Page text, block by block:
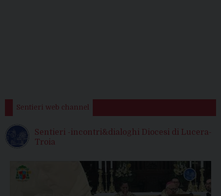
Sentieri web channel
Sentieri -incontri&dialoghi Diocesi di Lucera-
Troia